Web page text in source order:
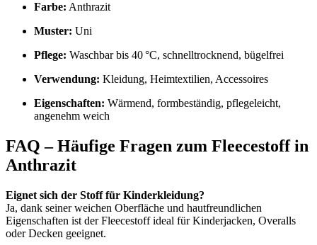
Farbe: Anthrazit
Muster: Uni
Pflege: Waschbar bis 40 °C, schnelltrocknend, bügelfrei
Verwendung: Kleidung, Heimtextilien, Accessoires
Eigenschaften: Wärmend, formbeständig, pflegeleicht,
angenehm weich
FAQ – Häufige Fragen zum Fleecestoff in
Anthrazit
Eignet sich der Stoff für Kinderkleidung?
Ja, dank seiner weichen Oberfläche und hautfreundlichen
Eigenschaften ist der Fleecestoff ideal für Kinderjacken, Overalls
oder Decken geeignet.